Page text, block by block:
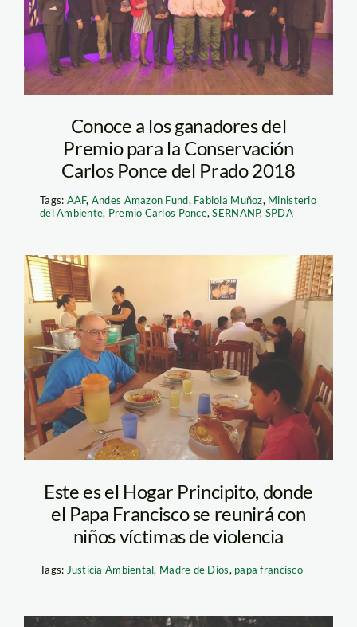
Conoce a los ganadores del
Premio para la Conservación
Carlos Ponce del Prado 2018
Tags: AAF, Andes Amazon Fund, Fabiola Muñoz, Ministerio
del Ambiente, Premio Carlos Ponce,SERNANP, SPDA
2.7_preview-jpeg
Este es el Hogar Principito, donde
el Papa Francisco se reunirá con
niños víctimas de violencia
Tags: Justicia Ambiental, Madre de Dios, papa francisco